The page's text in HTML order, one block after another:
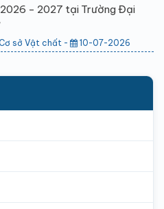
- 2027 tại Trường Đại
sở Vật chất - 10-07-2026